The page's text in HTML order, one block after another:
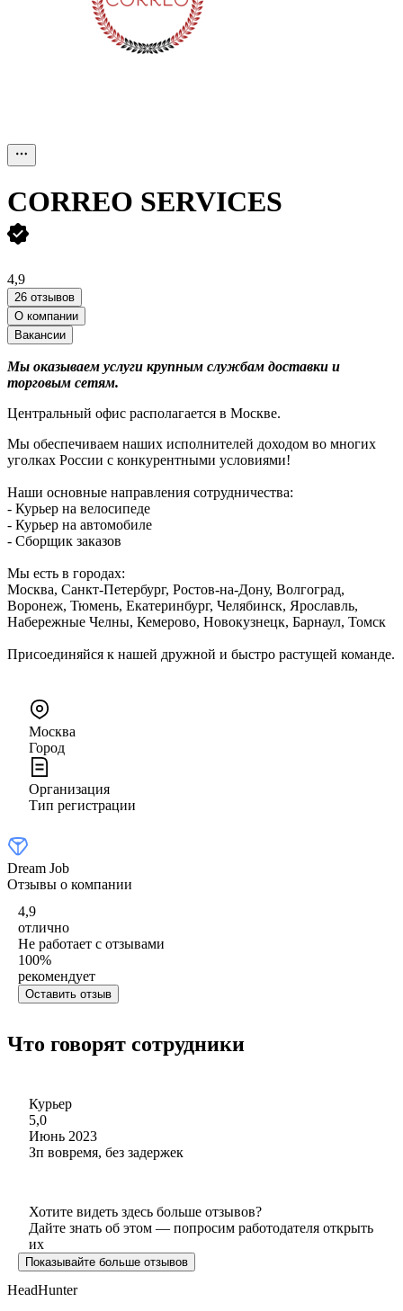
CORREO SERVICES
4,9
26 отзывов
О компании
Вакансии
Мы оказываем услуги крупным службам доставки и
торговым сетям.
Центральный офис располагается в Москве.
Мы обеспечиваем наших исполнителей доходом во многих
уголках России с конкурентными условиями!
Наши основные направления сотрудничества:
- Курьер на велосипеде
- Курьер на автомобиле
- Сборщик заказов
Мы есть в городах:
Москва, Санкт-Петербург, Ростов-на-Дону, Волгоград,
Воронеж, Тюмень, Екатеринбург, Челябинск, Ярославль,
Набережные Челны, Кемерово, Новокузнецк, Барнаул, Томск
Присоединяйся к нашей дружной и быстро растущей команде.
Москва
Город
Организация
Тип регистрации
Dream Job
Отзывы о компании
4,9
отлично
Не работает с отзывами
100%
рекомендует
Оставить отзыв
Что говорят сотрудники
Курьер
5,0
Июнь 2023
Зп вовремя, без задержек
Хотите видеть здесь больше отзывов?
Дайте знать об этом — попросим работодателя открыть
их
Показывайте больше отзывов
HeadHunter